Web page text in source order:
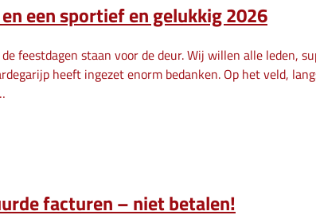
een sportief en gelukkig 2026
feestdagen staan voor de deur. Wij willen alle leden,
heeft ingezet enorm bedanken. Op het veld,
facturen – niet betalen!